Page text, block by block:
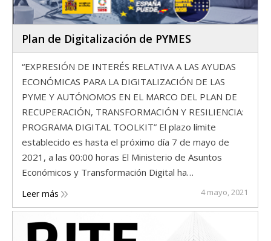
Plan de Digitalización de PYMES
“EXPRESIÓN DE INTERÉS RELATIVA A LAS AYUDAS
ECONÓMICAS PARA LA DIGITALIZACIÓN DE LAS
PYME Y AUTÓNOMOS EN EL MARCO DEL PLAN DE
RECUPERACIÓN, TRANSFORMACIÓN Y RESILIENCIA:
PROGRAMA DIGITAL TOOLKIT” El plazo límite
establecido es hasta el próximo día 7 de mayo de
2021, a las 00:00 horas El Ministerio de Asuntos
Económicos y Transformación Digital ha…
Leer más 4 mayo, 2021